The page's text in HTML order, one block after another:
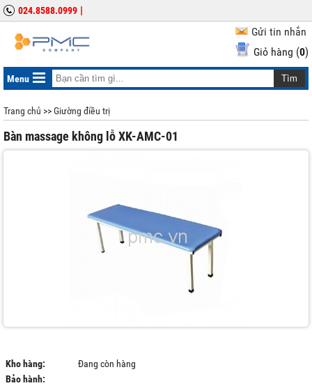
024.8588.0999 |
Gửi tin nhắn
Giỏ hàng (0)
Menu
Trang chủ >>Giường điều trị
Bàn massage không lỗ XK-AMC-01
Kho hàng:
Đang còn hàng
Bảo hành: